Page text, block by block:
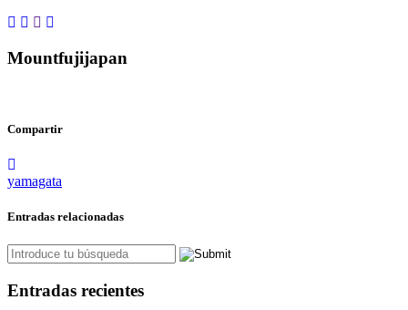
Mountfujijapan
Compartir
yamagata
Entradas relacionadas
Entradas recientes